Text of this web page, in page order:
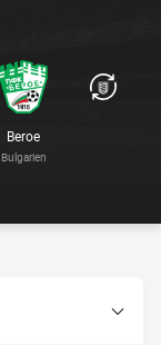
Beroe
Bulgarien